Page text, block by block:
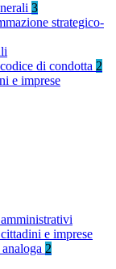
3
strategico-
di condotta 2
e imprese
e imprese
2